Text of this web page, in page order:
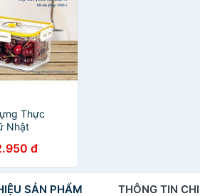
Thực
Nhật
Kì Chắc
Việt Nam (
đ
SẢN PHẨM THÔNG TIN